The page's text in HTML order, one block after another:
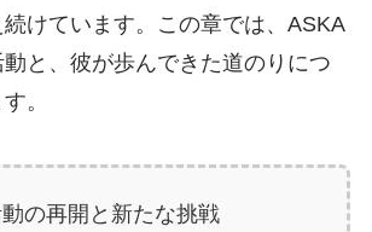
けています。この章では、ASKA
と、彼が歩んできた道のりにつ
。
の再開と新たな挑戦